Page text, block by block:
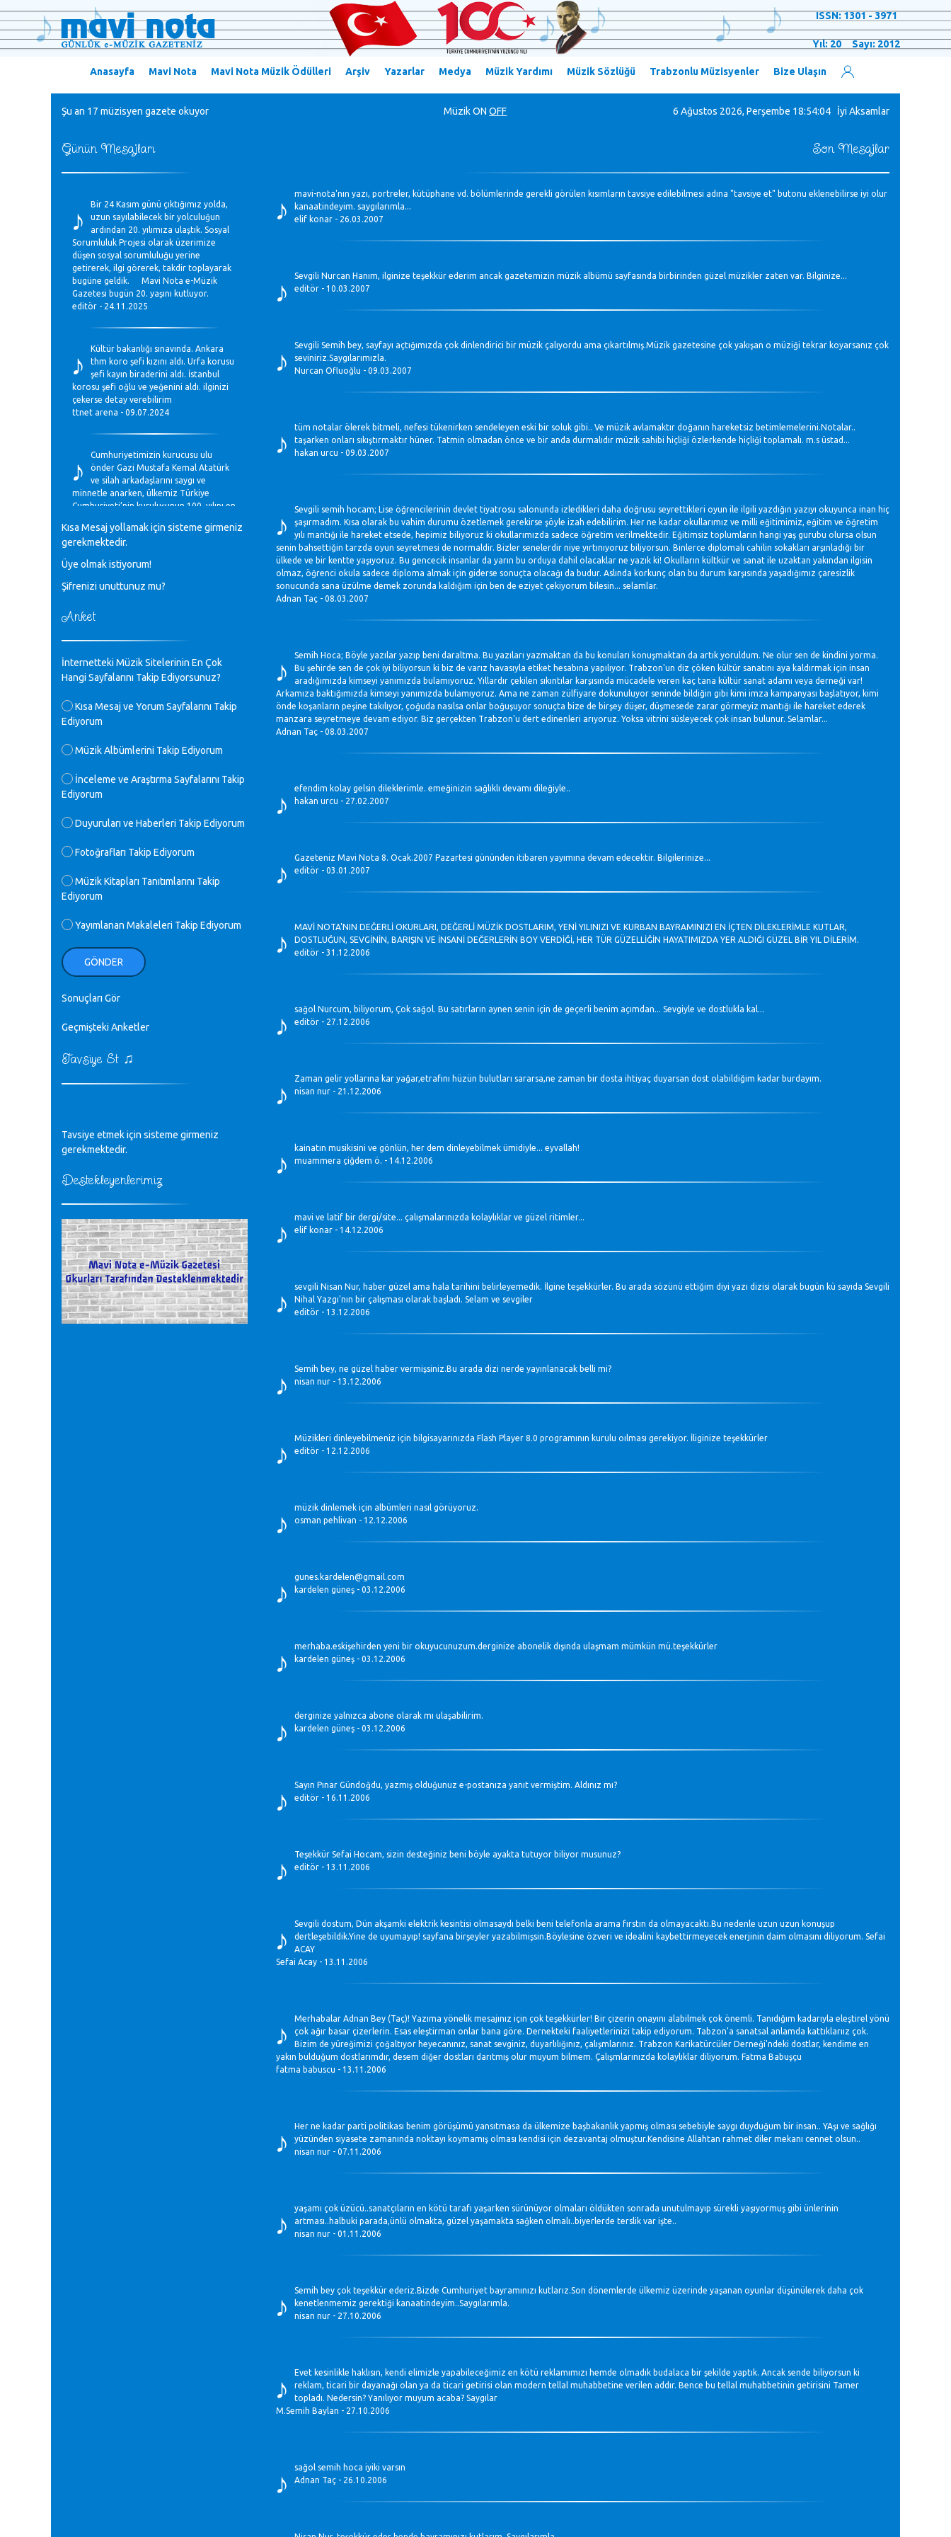
ISSN: 1301 - 3971
Yıl: 20 Sayı: 2012
Anasayfa Mavi Nota Mavi Nota Müzik Ödülleri Arşiv Yazarlar Medya Müzik Yardımı Müzik Sözlüğü Trabzonlu Müzisyenler Bize Ulaşın
Şu an 17 müzisyen gazete okuyor MüzikON OFF 6 Ağustos 2026, Perşembe 18:54:07 İyi Aksamlar
Günün Mesajları
♪
Bir 24 Kasım günü çıktığımız yolda,
uzun sayılabilecek bir yolculuğun
ardından 20. yılımıza ulaştık. Sosyal
Sorumluluk Projesi olarak üzerimize
düşen sosyal sorumluluğu yerine
getirerek, ilgi görerek, takdir toplayarak
bugüne geldik. Mavi Nota e-Müzik
Gazetesi bugün 20. yaşını kutluyor.
editör - 24.11.2025
♪
Kültür bakanlığı sınavında. Ankara
thm koro şefi kızını aldı. Urfa korusu
şefi kayın biraderini aldı. İstanbul
korosu şefi oğlu ve yeğenini aldı. ilginizi
çekerse detay verebilirim
ttnet arena - 09.07.2024
♪
Cumhuriyetimizin kurucusu ulu
önder Gazi Mustafa Kemal Atatürk
ve silah arkadaşlarını saygı ve
minnetle anarken, ülkemiz Türkiye
Cumhuriyeti’nin kuruluşunun 100. yılını en
Mavi Nota - 28.10.2023
♪
Müzik Bölümlerinin Eğitim
Gülşah Sargın Kaptaş - 28.10.2023
♪
Mavi Nota - 07.02.2023
♪
30 yıl sonra karşılaşmak çok güzel
Kurtuluş, teveccüh etmişsin çok
verirsen sevinirim, selamlar, sevgiler.
♪
yıllarımda özel radyo yayıncılığı
ödülüne layık görülmüştüm evde yıllar
arayayım dediğimde ikinci büyük şoku
yaşadım 1994 de verdiği ödülü değerli
hocam arşivinde fotoğraf larımız ile
emek emeği geçen herkese en derin
ellerinden benim için öpün.
Kurtuluş Çelebi - 07.01.2023
♪
Mavi Nota - 24.11.2022
♪
Biliyorum Cüneyt bey, yazımda da
♪
sayın müfit bey bilgilerinizi kontrol
edi 6440 sayılı cso kurulrş kanununda
Kısa Mesaj yollamak için sisteme girmeniz
gerekmektedir.
Üye olmak istiyorum!
Şifrenizi unuttunuz mu?
Anket
İnternetteki Müzik Sitelerinin En Çok
Hangi Sayfalarını Takip Ediyorsunuz?
Kısa Mesaj ve Yorum Sayfalarını Takip
Ediyorum
Müzik Albümlerini Takip Ediyorum
İnceleme ve Araştırma Sayfalarını Takip
Ediyorum
Duyuruları ve Haberleri Takip Ediyorum
Fotoğrafları Takip Ediyorum
Müzik Kitapları Tanıtımlarını Takip
Ediyorum
Yayımlanan Makaleleri Takip Ediyorum
GÖNDER
Sonuçları Gör
Geçmişteki Anketler
Tavsiye Et ♫
Tavsiye etmek için sisteme girmeniz
gerekmektedir.
Destekleyenlerimiz
Son Mesajlar
♪
mavi-nota'nın yazı, portreler, kütüphane vd. bölümlerinde gerekli görülen kısımların tavsiye edilebilmesi adına "tavsiye et" butonu eklenebilirse iyi olur
kanaatindeyim. saygılarımla...
elif konar - 26.03.2007
♪
Sevgili Nurcan Hanım, ilginize teşekkür ederim ancak gazetemizin müzik albümü sayfasında birbirinden güzel müzikler zaten var. Bilginize...
editör - 10.03.2007
♪
Sevgili Semih bey, sayfayı açtığımızda çok dinlendirici bir müzik çalıyordu ama çıkartılmış.Müzik gazetesine çok yakışan o müziği tekrar koyarsanız çok
seviniriz.Saygılarımızla.
Nurcan Ofluoğlu - 09.03.2007
♪
tüm notalar ölerek bitmeli, nefesi tükenirken sendeleyen eski bir soluk gibi.. Ve müzik avlamaktır doğanın hareketsiz betimlemelerini.Notalar..
taşarken onları sıkıştırmaktır hüner. Tatmin olmadan önce ve bir anda durmalıdır müzik sahibi hiçliği özlerkende hiçliği toplamalı. m.s üstad...
hakan urcu - 09.03.2007
♪
Sevgili semih hocam; Lise öğrencilerinin devlet tiyatrosu salonunda izledikleri daha doğrusu seyrettikleri oyun ile ilgili yazdığın yazıyı okuyunca inan hiç
şaşırmadım. Kısa olarak bu vahim durumu özetlemek gerekirse şöyle izah edebilirim. Her ne kadar okullarımız ve milli eğitimimiz, eğitim ve öğretim
yılı mantığı ile hareket etsede, hepimiz biliyoruz ki okullarımızda sadece öğretim verilmektedir. Eğitimsiz toplumların hangi yaş gurubu olursa olsun
senin bahsettiğin tarzda oyun seyretmesi de normaldir. Bizler senelerdir niye yırtınıyoruz biliyorsun. Binlerce diplomalı cahilin sokakları arşınladığı bir
ülkede ve bir kentte yaşıyoruz. Bu gencecik insanlar da yarın bu orduya dahil olacaklar ne yazık ki! Okulların kültkür ve sanat ile uzaktan yakından ilgisin
olmaz, öğrenci okula sadece diploma almak için giderse sonuçta olacağı da budur. Aslında korkunç olan bu durum karşısında yaşadığımız çaresizlik
sonucunda sana üzülme demek zorunda kaldığım için ben de eziyet çekiyorum bilesin... selamlar.
Adnan Taç - 08.03.2007
♪
Semih Hoca; Böyle yazılar yazıp beni daraltma. Bu yazıları yazmaktan da bu konuları konuşmaktan da artık yoruldum. Ne olur sen de kindini yorma.
Bu şehirde sen de çok iyi biliyorsun ki biz de varız havasıyla etiket hesabına yapılıyor. Trabzon'un diz çöken kültür sanatını aya kaldırmak için insan
aradığımızda kimseyi yanımızda bulamıyoruz. Yıllardır çekilen sıkıntılar karşısında mücadele veren kaç tana kültür sanat adamı veya derneği var!
Arkamıza baktığımızda kimseyi yanımızda bulamıyoruz. Ama ne zaman zülfiyare dokunuluyor seninde bildiğin gibi kimi imza kampanyası başlatıyor, kimi
önde koşanların peşine takılıyor, çoğuda nasılsa onlar boğuşuyor sonuçta bize de birşey düşer, düşmesede zarar görmeyiz mantığı ile hareket ederek
manzara seyretmeye devam ediyor. Biz gerçekten Trabzon'u dert edinenleri arıyoruz. Yoksa vitrini süsleyecek çok insan bulunur. Selamlar...
Adnan Taç - 08.03.2007
♪
efendim kolay gelsin dileklerimle. emeğinizin sağlıklı devamı dileğiyle..
hakan urcu - 27.02.2007
♪
Gazeteniz Mavi Nota 8. Ocak.2007 Pazartesi gününden itibaren yayımına devam edecektir. Bilgilerinize...
editör - 03.01.2007
♪
MAVİ NOTA'NIN DEĞERLİ OKURLARI, DEĞERLİ MÜZİK DOSTLARIM, YENİ YILINIZI VE KURBAN BAYRAMINIZI EN İÇTEN DİLEKLERİMLE KUTLAR,
DOSTLUĞUN, SEVGİNİN, BARIŞIN VE İNSANİ DEĞERLERİN BOY VERDİĞİ, HER TÜR GÜZELLİĞİN HAYATIMIZDA YER ALDIĞI GÜZEL BİR YIL DİLERİM.
editör - 31.12.2006
♪
sağol Nurcum, biliyorum, Çok sağol. Bu satırların aynen senin için de geçerli benim açımdan... Sevgiyle ve dostlukla kal...
editör - 27.12.2006
♪
Zaman gelir yollarına kar yağar,etrafını hüzün bulutları sararsa,ne zaman bir dosta ihtiyaç duyarsan dost olabildiğim kadar burdayım.
nisan nur - 21.12.2006
♪
kainatın musikisini ve gönlün, her dem dinleyebilmek ümidiyle... eyvallah!
muammera çiğdem ö. - 14.12.2006
♪
mavi ve latif bir dergi/site... çalışmalarınızda kolaylıklar ve güzel ritimler...
elif konar - 14.12.2006
♪
sevgili Nisan Nur, haber güzel ama hala tarihini belirleyemedik. İlgine teşekkürler. Bu arada sözünü ettiğim diyi yazı dizisi olarak bugün kü sayıda Sevgili
Nihal Yazgı'nın bir çalışması olarak başladı. Selam ve sevgiler
editör - 13.12.2006
♪
Semih bey, ne güzel haber vermişsiniz.Bu arada dizi nerde yayınlanacak belli mi?
nisan nur - 13.12.2006
♪
Müzikleri dinleyebilmeniz için bilgisayarınızda Flash Player 8.0 programının kurulu oılması gerekiyor. İliginize teşekkürler
editör - 12.12.2006
♪
müzik dinlemek için albümleri nasıl görüyoruz.
osman pehlivan - 12.12.2006
♪
gunes.kardelen@gmail.com
kardelen güneş - 03.12.2006
♪
merhaba.eskişehirden yeni bir okuyucunuzum.derginize abonelik dışında ulaşmam mümkün mü.teşekkürler
kardelen güneş - 03.12.2006
♪
derginize yalnızca abone olarak mı ulaşabilirim.
kardelen güneş - 03.12.2006
♪
Sayın Pınar Gündoğdu, yazmış olduğunuz e-postanıza yanıt vermiştim. Aldınız mı?
editör - 16.11.2006
♪
Teşekkür Sefai Hocam, sizin desteğiniz beni böyle ayakta tutuyor biliyor musunuz?
editör - 13.11.2006
♪
Sevgili dostum, Dün akşamki elektrik kesintisi olmasaydı belki beni telefonla arama fırstın da olmayacaktı.Bu nedenle uzun uzun konuşup
dertleşebildik.Yine de uyumayıp! sayfana birşeyler yazabilmişsin.Böylesine özveri ve idealini kaybettirmeyecek enerjinin daim olmasını diliyorum. Sefai
ACAY
Sefai Acay - 13.11.2006
♪
Merhabalar Adnan Bey (Taç)! Yazıma yönelik mesajınız için çok teşekkürler! Bir çizerin onayını alabilmek çok önemli. Tanıdığım kadarıyla eleştirel yönü
çok ağır basar çizerlerin. Esas eleştirman onlar bana göre. Dernekteki faaliyetlerinizi takip ediyorum. Tabzon'a sanatsal anlamda kattıklarıız çok.
Bizim de yüreğimizi çoğaltıyor heyecanınız, sanat sevginiz, duyarlılığınız, çalışmlarınız. Trabzon Karikatürcüler Derneği'ndeki dostlar, kendime en
yakın bulduğum dostlarımdır, desem diğer dostları darıtmış olur muyum bilmem. Çalışmlarınızda kolaylıklar diliyorum. Fatma Babuşçu
fatma babuscu - 13.11.2006
♪
Her ne kadar parti politikası benim görüşümü yansıtmasa da ülkemize başbakanlık yapmış olması sebebiyle saygı duyduğum bir insan.. YAşı ve sağlığı
yüzünden siyasete zamanında noktayı koymamış olması kendisi için dezavantaj olmuştur.Kendisine Allahtan rahmet diler mekanı cennet olsun..
nisan nur - 07.11.2006
♪
yaşamı çok üzücü..sanatçıların en kötü tarafı yaşarken sürünüyor olmaları öldükten sonrada unutulmayıp sürekli yaşıyormuş gibi ünlerinin
artması..halbuki parada,ünlü olmakta, güzel yaşamakta sağken olmalı..biyerlerde terslik var işte..
nisan nur - 01.11.2006
♪
Semih bey çok teşekkür ederiz.Bizde Cumhuriyet bayramınızı kutlarız.Son dönemlerde ülkemiz üzerinde yaşanan oyunlar düşünülerek daha çok
kenetlenmemiz gerektiği kanaatindeyim..Saygılarımla.
nisan nur - 27.10.2006
♪
Evet kesinlikle haklısın, kendi elimizle yapabileceğimiz en kötü reklamımızı hemde olmadık budalaca bir şekilde yaptık. Ancak sende biliyorsun ki
reklam, ticari bir dayanağı olan ya da ticari getirisi olan modern tellal muhabbetine verilen addır. Bence bu tellal muhabbetinin getirisini Tamer
topladı. Nedersin? Yanılıyor muyum acaba? Saygılar
M.Semih Baylan - 27.10.2006
♪
sağol semih hoca iyiki varsın
Adnan Taç - 26.10.2006